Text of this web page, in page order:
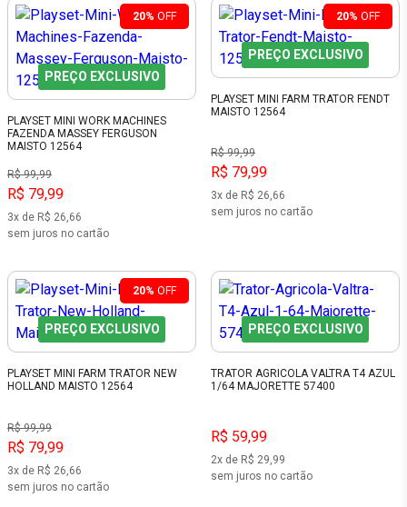
20% OFF
PREÇO EXCLUSIVO
PLAYSET MINI WORK MACHINES
FAZENDA MASSEY FERGUSON
MAISTO 12564
R$ 99,99
R$ 79,99
3x de R$ 26,66
sem juros no cartão
20% OFF
PREÇO EXCLUSIVO
PLAYSET MINI FARM TRATOR FENDT
MAISTO 12564
R$ 99,99
R$ 79,99
3x de R$ 26,66
sem juros no cartão
20% OFF
PREÇO EXCLUSIVO
PLAYSET MINI FARM TRATOR NEW
HOLLAND MAISTO 12564
R$ 99,99
R$ 79,99
3x de R$ 26,66
sem juros no cartão
PREÇO EXCLUSIVO
TRATOR AGRICOLA VALTRA T4 AZUL
1/64 MAJORETTE 57400
R$ 59,99
2x de R$ 29,99
sem juros no cartão